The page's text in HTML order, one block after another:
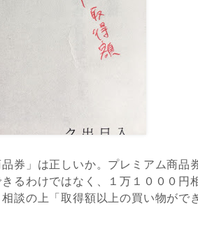
券」は正しいか。プレミアム商品
るわけではなく、１万１０００円
談の上「取得額以上の買い物がで